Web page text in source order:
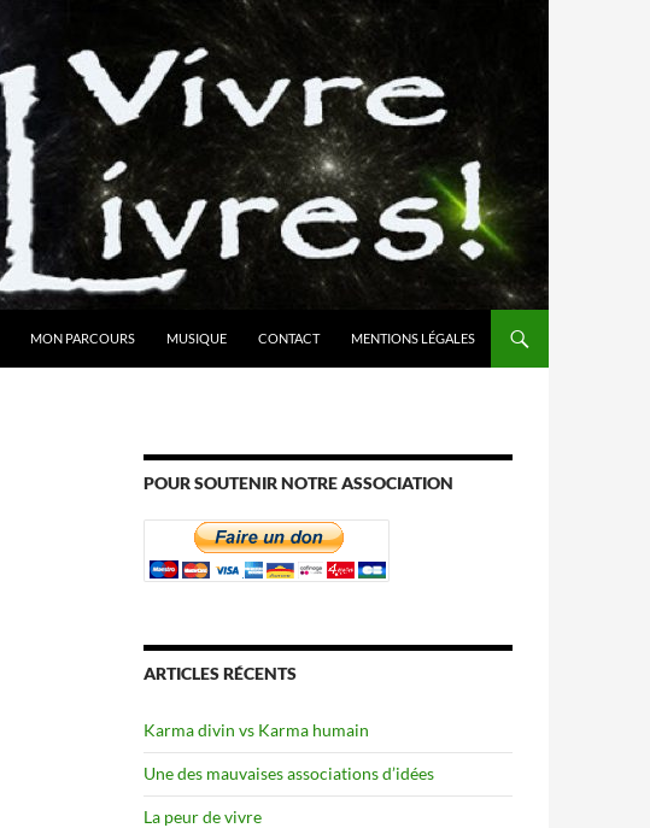
MON PARCOURS MUSIQUE CONTACT MENTIONS LÉGALES
POUR SOUTENIR NOTRE ASSOCIATION
ARTICLES RÉCENTS
Karma divin vs Karma humain
Une des mauvaises associations d’idées
La peur de vivre